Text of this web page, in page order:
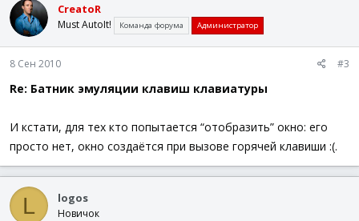
CreatoR
Must AutoIt! Команда форума Администратор
8 Сен 2010 #3
Re: Батник эмуляции клавиш клавиатуры
И кстати, для тех кто попытается “отобразить” окно: его
просто нет, окно создаётся при вызове горячей клавиши :(.
L logos
Новичок